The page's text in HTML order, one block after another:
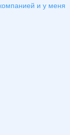
и у меня